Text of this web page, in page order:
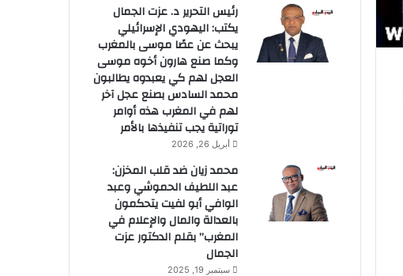
رئيس التحرير د. عزت الجمال
يكتب: اليهودي الإسرائيلي
يبحث عن عصًا موسى بالمغرب
وكما صنع هارون أخوه موسى
العجل لهم كي يعبدوه يطالبون
محمد السادس بصنع عجل آخر
لهم في المغرب هذه أوامر
توراتية يجب تنفيذها بالأمر
أبريل 26, 2026
محمد زيان ضد قلب المخزن:
عبد اللطيف الحموشي وعبد
الوافي أبو لفيت يتحكمون
بالعدالة والمال والإعلام في
المغرب” بقلم الدكتور عزت
الجمال
سبتمبر 19, 2025